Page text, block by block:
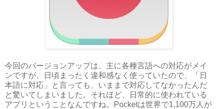
今回のバージョンアップは、主に各種言語への対応がメイ
ンですが、日頃まったく違和感なく使っていたので、「日
本語に対応」と言っても、いままで対応してなかったんだ
と驚いてしまいました。それほど、日常的に使われている
アプリということなんですね。Pocketは世界で1,100万人が